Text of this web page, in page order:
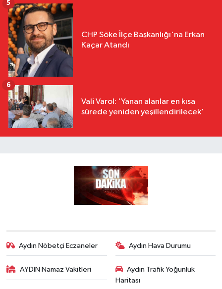
CHP Söke İlçe Başkanlığı'na Erkan
Kaçar Atandı
5
Vali Varol: 'Yanan alanlar en kısa
sürede yeniden yeşillendirilecek'
6
Aydın Nöbetçi Eczaneler Aydın Hava Durumu
AYDIN Namaz Vakitleri
Aydın Trafik Yoğunluk
Haritası